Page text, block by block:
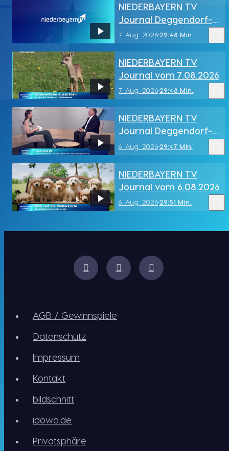
7. Aug. 202629:48 Min.
NIEDERBAYERN TV
Journal Deggendorf-
Straubing vom
7.08.2026
7. Aug. 202629:48 Min.
NIEDERBAYERN TV
Journal vom 7.08.2026
6. Aug. 202629:47 Min.
NIEDERBAYERN TV
Journal Deggendorf-
Straubing vom
6.08.2026
6. Aug. 202629:51 Min.
NIEDERBAYERN TV
Journal vom 6.08.2026
AGB / Gewinnspiele
Datenschutz
Impressum
Kontakt
bildschnitt
idowa.de
Privatsphäre